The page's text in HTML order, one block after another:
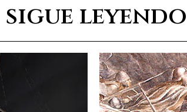
sigue leyendo